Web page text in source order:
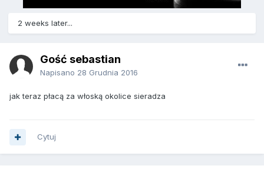
2 weeks later...
Gość sebastian
Napisano 28 Grudnia 2016
jak teraz płacą za włoską okolice sieradza
Cytuj